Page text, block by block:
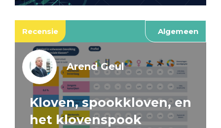
Recensie Algemeen
Arend Geul
Kloven, spookkloven, en
het klovenspook